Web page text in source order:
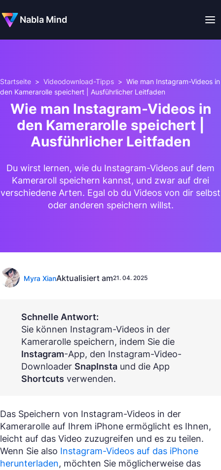
Nabla Mind
Startseite > Videodownload-Tipps > Wie man Instagram-Videos in
den Kamerarolle speichert | Ausführlicher Leitfaden
Wie man Instagram-Videos in
den Kamerarolle speichert |
Ausführlicher Leitfaden
Du wirst lernen, wie du Instagram-Videos auf dem
Kameraroll speichern kannst, und zwar auf drei
verschiedene Arten. Egal ob du Videos von dir selbst
oder anderen speichern willst.
Myra XianAktualisiert am21. 04. 2025
Schnelle Antwort:
Sie können Instagram-Videos in der
Kamerarolle speichern, indem Sie die
Instagram-App, den Instagram-Video-
Downloader SnapInstaund die App
Shortcuts verwenden.
Das Speichern von Instagram-Videos in der
Kamerarolle auf Ihrem iPhone ermöglicht es Ihnen,
leicht auf das Video zuzugreifen und es zu teilen.
Wenn Sie also Instagram-Videos auf das iPhone
herunterladen, möchten Sie möglicherweise das